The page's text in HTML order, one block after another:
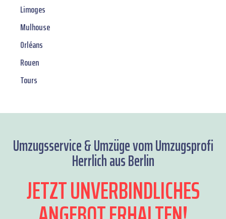
Limoges
Mulhouse
Orléans
Rouen
Tours
Umzugsservice & Umzüge vom Umzugsprofi
Herrlich aus Berlin
JETZT UNVERBINDLICHES